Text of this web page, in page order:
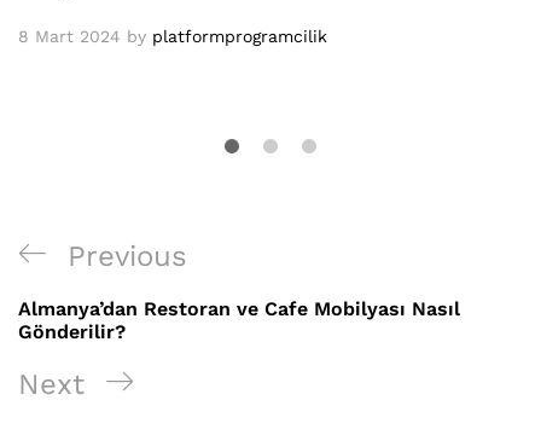
8 Mart 2024 by platformprogramcilik
Yazı
gezinmesi
Previous
Post
Previous
Almanya’dan Restoran ve Cafe Mobilyası Nasıl
Gönderilir?
Next
Next